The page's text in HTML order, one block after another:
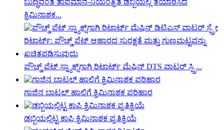
ಬುದ್ಧಿವಂತ ತಾಪಮಾನ-ನಿಯಂತ್ರಿತ ಡಬ್ಬಿಯಲ್ಲಿ ತಯಾರಿಸಿದ
ಕ್ರಿಮಿನಾಶಕ...
ಪೌಚ್ಡ್ ಪೆಟ್ ಸ್ನ್ಯಾಕ್ಸ್‌ಗಾಗಿ ರಿಟಾರ್ಟ್ ಮೆಷಿನ್ DTS ವಾಟರ್ ಸ್ಪ್ರಿ...
ಗಾಜಿನ ಬಾಟಲ್ ಹಾಲಿಗೆ ಕ್ರಿಮಿನಾಶಕ ಪರಿಹಾರ
ಡಬ್ಬಿಯಲ್ಲಿಟ್ಟ ಕಾಫಿ ಕ್ರಿಮಿನಾಶಕ ಪ್ರತಿಕ್ರಿಯೆ